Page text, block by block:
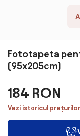
Fototapeta
(95x205cm)
184 RON
Vezi istoricul prețurilor